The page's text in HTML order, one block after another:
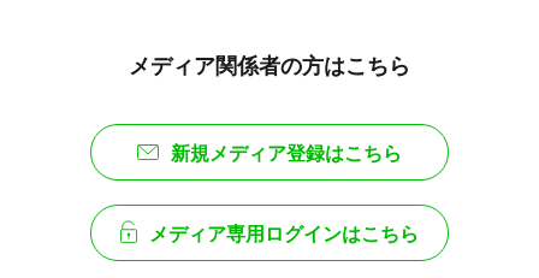
メディア関係者の方はこちら
新規メディア登録はこちら
メディア専用ログインはこちら